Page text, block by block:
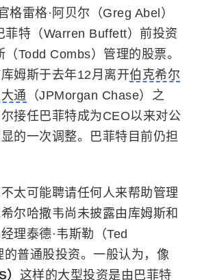
格雷格·阿贝尔（Greg Abel）
菲特（Warren Buffett）前投资
（Todd Combs）管理的股票。
姆斯于去年12月离开伯克希尔
通 （JPMorgan Chase）之
接任巴菲特成为CEO以来对公
的一次调整。巴菲特目前仍担
太可能聘请任何人来帮助管理
尔哈撒韦尚未披露由库姆斯和
理泰德·韦斯勒（Ted
普通股投资。一般认为，像
这样的大型投资是由巴菲特